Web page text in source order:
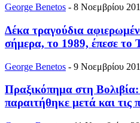
George Benetos - 8 Νοεμβρίου
Δέκα τραγούδια
σήμερα, το 1989, έπεσε το
George Benetos - 9 Νοεμβρίου
Πραξικόπημα στη
παραιτήθηκε μετά και τις